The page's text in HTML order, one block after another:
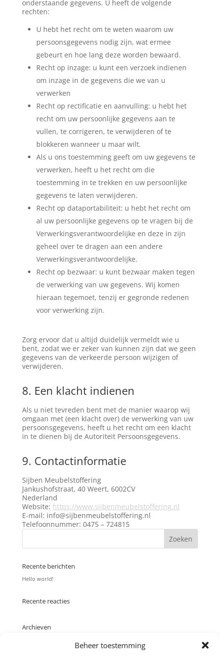
Beheer toestemming
onderstaande gegevens. U heeft de volgende
rechten:
U hebt het recht om te weten waarom uw
persoonsgegevens nodig zijn, wat ermee
gebeurt en hoe lang deze worden bewaard.
Recht op inzage: u kunt een verzoek indienen
om inzage in de gegevens die we van u
verwerken
Recht op rectificatie en aanvulling: u hebt het
recht om uw persoonlijke gegevens aan te
vullen, te corrigeren, te verwijderen of te
blokkeren wanneer u maar wilt.
Als u ons toestemming geeft om uw gegevens te
verwerken, heeft u het recht om die
toestemming in te trekken en uw persoonlijke
gegevens te laten verwijderen.
Recht op dataportabiliteit: u hebt het recht om
al uw persoonlijke gegevens op te vragen bij de
Verwerkingsverantwoordelijke en deze in zijn
geheel over te dragen aan een andere
Verwerkingsverantwoordelijke.
Recht op bezwaar: u kunt bezwaar maken tegen
de verwerking van uw gegevens. Wij komen
hieraan tegemoet, tenzij er gegronde redenen
voor verwerking zijn.
Zorg ervoor dat u altijd duidelijk vermeldt wie u
bent, zodat we er zeker van kunnen zijn dat we geen
gegevens van de verkeerde persoon wijzigen of
verwijderen.
8. Een klacht indienen
Als u niet tevreden bent met de manier waarop wij
omgaan met (een klacht over) de verwerking van uw
persoonsgegevens, heeft u het recht om een klacht
in te dienen bij de Autoriteit Persoonsgegevens.
9. Contactinformatie
Sijben Meubelstoffering
Jankushofstraat, 40 Weert, 6002CV
Nederland
Website: https://www.sijbenmeubelstoffering.nl
E-mail: info@sijbenmeubelstoffering.nl
Telefoonnummer: 0475 – 724815
Recente berichten
Hello world!
Recente reacties
Archieven